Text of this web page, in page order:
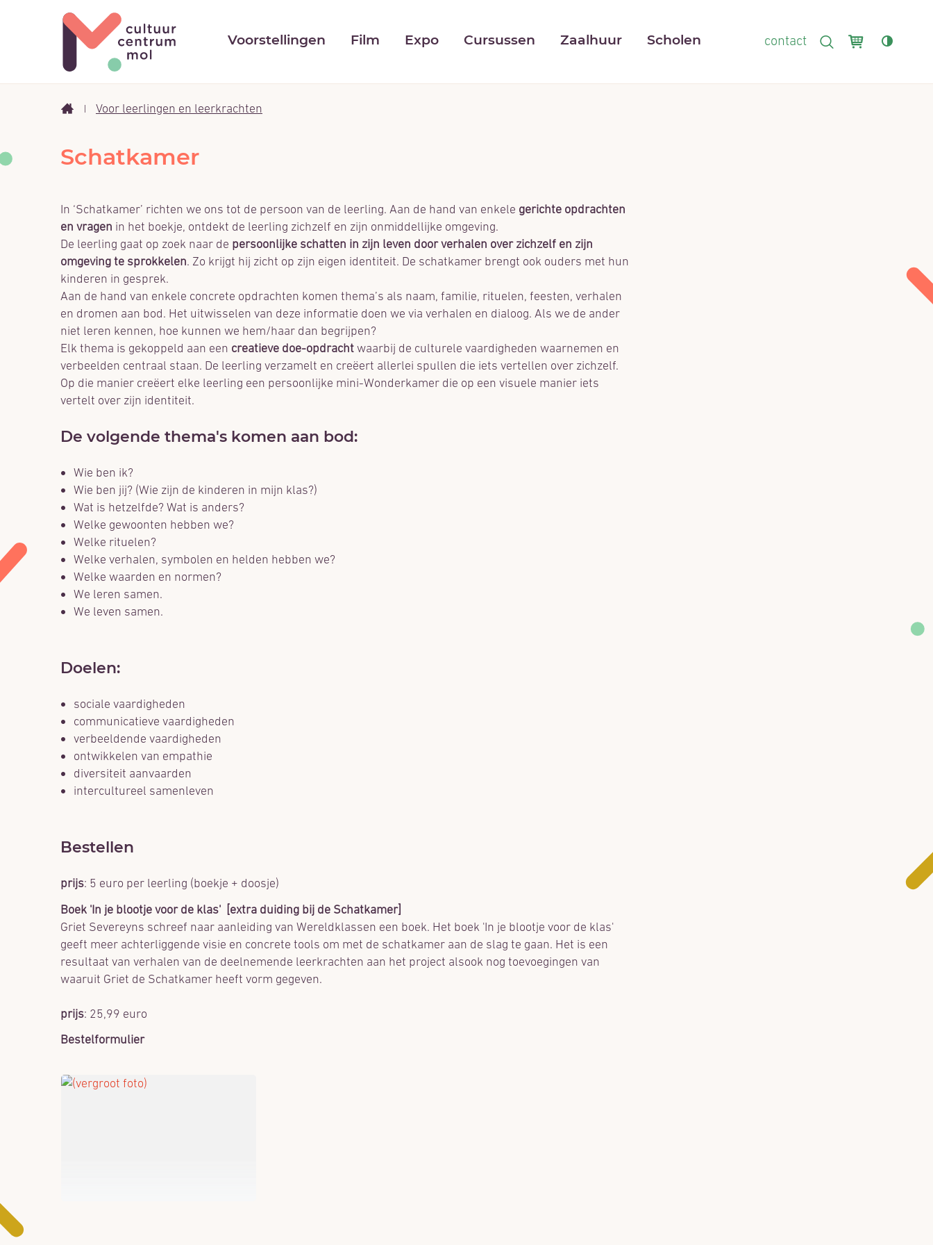
Cultuurcentrum
Mol
Voorstellingen Film Expo Cursussen Zaalhuur Scholen contact
Voor leerlingen en leerkrachten
Schatkamer
In ‘Schatkamer’ richten we ons tot de persoon van de leerling. Aan de hand van enkele gerichte opdrachten
en vragen in het boekje, ontdekt de leerling zichzelf en zijn onmiddellijke omgeving.
De leerling gaat op zoek naar de persoonlijke schatten in zijn leven door verhalen over zichzelf en zijn
omgeving te sprokkelen. Zo krijgt hij zicht op zijn eigen identiteit. De schatkamer brengt ook ouders met hun
kinderen in gesprek.
Aan de hand van enkele concrete opdrachten komen thema’s als naam, familie, rituelen, feesten, verhalen
en dromen aan bod. Het uitwisselen van deze informatie doen we via verhalen en dialoog. Als we de ander
niet leren kennen, hoe kunnen we hem/haar dan begrijpen?
Elk thema is gekoppeld aan een creatieve doe-opdracht waarbij de culturele vaardigheden waarnemen en
verbeelden centraal staan. De leerling verzamelt en creëert allerlei spullen die iets vertellen over zichzelf.
Op die manier creëert elke leerling een persoonlijke mini-Wonderkamer die op een visuele manier iets
vertelt over zijn identiteit.
De volgende thema's komen aan bod:
Wie ben ik?
Wie ben jij? (Wie zijn de kinderen in mijn klas?)
Wat is hetzelfde? Wat is anders?
Welke gewoonten hebben we?
Welke rituelen?
Welke verhalen, symbolen en helden hebben we?
Welke waarden en normen?
We leren samen.
We leven samen.
Doelen:
sociale vaardigheden
communicatieve vaardigheden
verbeeldende vaardigheden
ontwikkelen van empathie
diversiteit aanvaarden
intercultureel samenleven
Bestellen
prijs: 5 euro per leerling (boekje + doosje)
Boek 'In je blootje voor de klas' [extra duiding bij de Schatkamer]
Griet Severeyns schreef naar aanleiding van Wereldklassen een boek. Het boek 'In je blootje voor de klas'
geeft meer achterliggende visie en concrete tools om met de schatkamer aan de slag te gaan. Het is een
resultaat van verhalen van de deelnemende leerkrachten aan het project alsook nog toevoegingen van
waaruit Griet de Schatkamer heeft vorm gegeven.
prijs: 25,99 euro
Bestelformulier